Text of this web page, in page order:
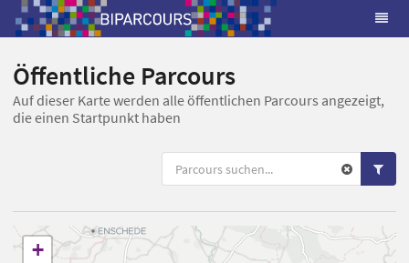
Öffentliche Parcours
Auf dieser Karte werden alle öffentlichen Parcours angezeigt,
die einen Startpunkt haben
+